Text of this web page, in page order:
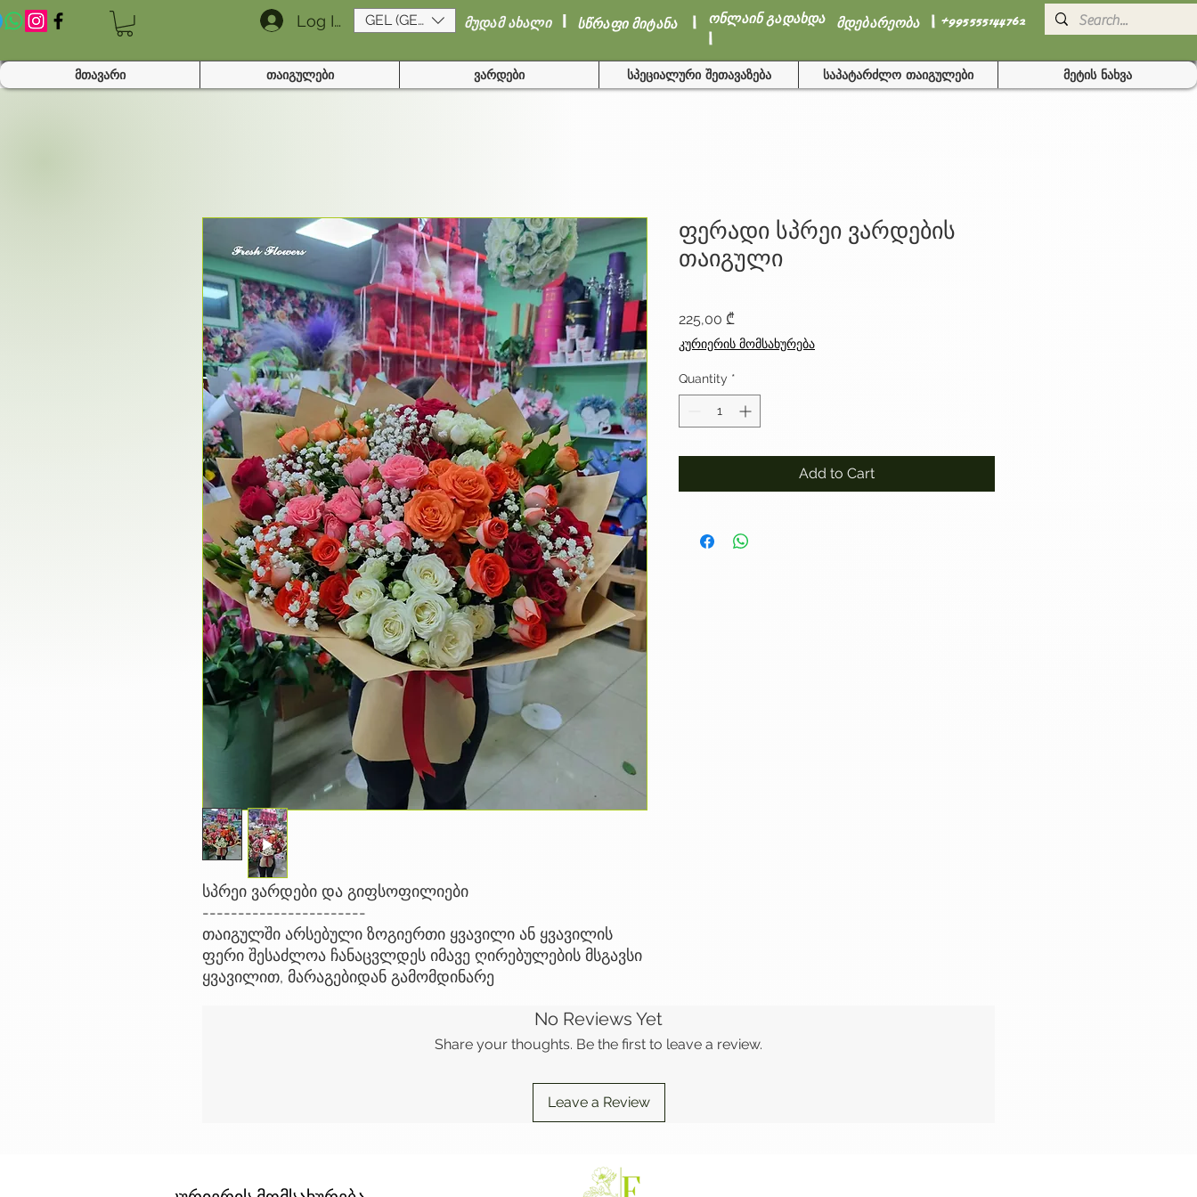
Log In GEL (GEL) მუდამ ახალი I სწრაფი მიტანა I ონლაინ გადახდა
I
მდებარეობა I +995555144762
მთავარი თაიგულები ვარდები სპეციალური შეთავაზება საპატარძლო თაიგულები მეტის ნახვა
სპრეი ვარდები და გიფსოფილიები
-----------------------
თაიგულში არსებული ზოგიერთი ყვავილი ან ყვავილის
ფერი შესაძლოა ჩანაცვლდეს იმავე ღირებულების მსგავსი
ყვავილით, მარაგებიდან გამომდინარე
ფერადი სპრეი ვარდების
თაიგული
225,00 ₾
კურიერის მომსახურება
Quantity *
Add to Cart
No Reviews Yet
Share your thoughts. Be the first to leave a review.
Leave a Review